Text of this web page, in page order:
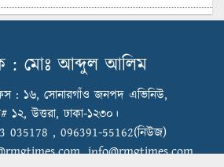
শুল্কের দেয়াল ভাঙার সুযোগ: মার্কিন বাজারে
Honoring Excellence: Texstream
Fashion Ltd. Rewards Best Workers–
2026
: মোঃ আব্দুল আলিম
: ১৬, সোনারগাঁও জনপদ এভিনিউ,
১২, উত্তরা, ঢাকা-১২৩০।
, 096391-55162(নিউজ)
,info@rmgtimes.com